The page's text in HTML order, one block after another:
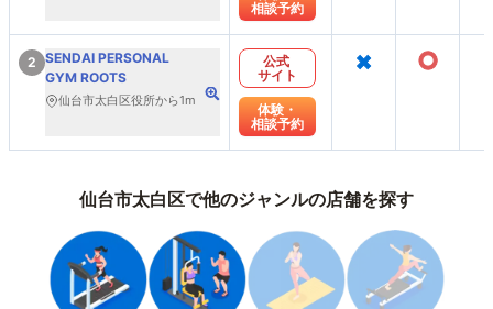
相談予約
2 SENDAI PERSONAL
GYM ROOTS
仙台市太白区役所から1m
公式
サイト
体験・
相談予約
× ○
仙台市太白区で他のジャンルの店舗を探す